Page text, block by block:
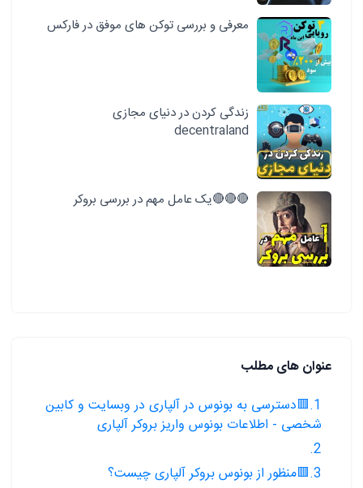
معرفی و بررسی توکن های موفق در فارکس
زندگی کردن در دنیای مجازی
decentraland
🔴🔴🔴یک عامل مهم در بررسی بروکر
عنوان های مطلب
1.🟥دسترسی به بونوس در آلپاری در وبسایت و کابین
شخصی - اطلاعات بونوس واریز بروکر آلپاری
2.
3.🟥منظور از بونوس بروکر آلپاری چیست؟